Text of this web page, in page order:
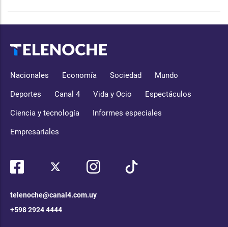
Nacionales Economía Sociedad Mundo
Deportes Canal 4 Vida y Ocio Espectáculos
Ciencia y tecnología Informes especiales
Empresariales
telenoche@canal4.com.uy
+598 2924 4444